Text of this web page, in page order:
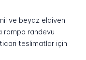
ve beyaz eldiven
rampa randevu
ticari teslimatlar için